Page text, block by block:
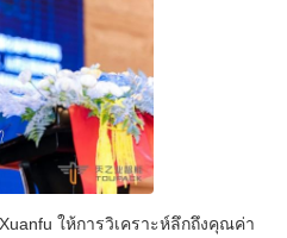
ให้การวิเคราะห์ลึกถึงคุณค่า